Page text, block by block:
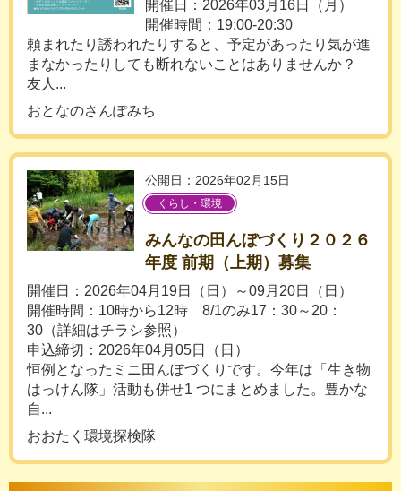
開催日：2026年03月16日（月）
開催時間：19:00-20:30
頼まれたり誘われたりすると、予定があったり気が進
まなかったりしても断れないことはありませんか？
友人...
おとなのさんぽみち
公開日：2026年02月15日
くらし・環境
みんなの田んぼづくり２０２６
年度 前期（上期）募集
開催日：2026年04月19日（日）～09月20日（日）
開催時間：10時から12時 8/1のみ17：30～20：
30（詳細はチラシ参照）
申込締切：2026年04月05日（日）
恒例となったミニ田んぼづくりです。今年は「生き物
はっけん隊」活動も併せ1 つにまとめました。豊かな
自...
おおたく環境探検隊